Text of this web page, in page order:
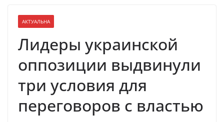
АКТУАЛЬНА
Лидеры украинской
оппозиции выдвинули
три условия для
переговоров с властью